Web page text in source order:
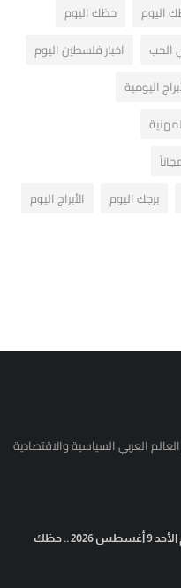
اليوم
حظك اليوم
الحب
اخبار فلسطين اليوم
اليومية
برجك اليوم
الأبراج اليوم
العربي السياسية والاقتصادية
توقعات الأبراج اليوم الأحد 9 أغسطس 2026 .. حظك